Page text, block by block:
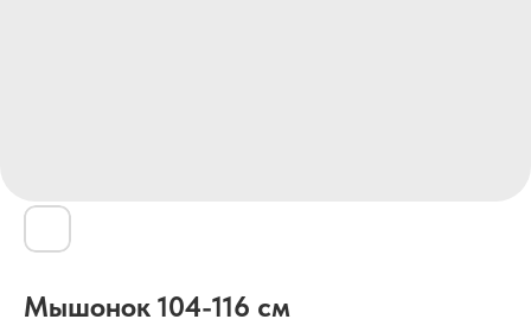
Мышонок 104-116 см